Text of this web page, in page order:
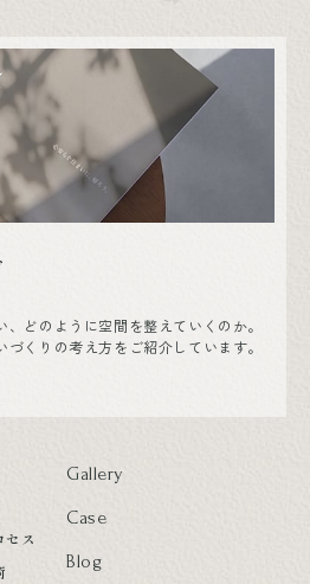
どのように空間を整えていくのか。
くりの考え方をご紹介しています。
セス
Gallery
Case
Blog